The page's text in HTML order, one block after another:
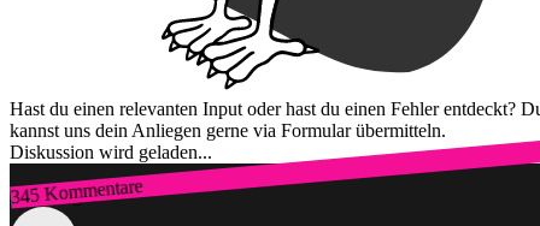
Hast du einen relevanten Input oder hast du einen Fehler entdeckt?
kannst uns dein Anliegen gerne via Formular übermitteln.
Diskussion wird geladen...
345 Kommentare
Zum Login